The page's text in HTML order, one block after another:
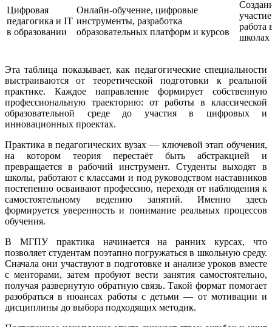
Цифровая
педагогика и IT
в образовании
Онлайн-обучение, цифровые
инструменты, разработка
образовательных платформ и курсов
работа
школах
Эта таблица показывает, как педагогические специальности
выстраиваются от теоретической подготовки к реальной
практике. Каждое направление формирует собственную
профессиональную траекторию: от работы в классической
образовательной среде до участия в цифровых и
инновационных проектах.
Практика в педагогических вузах — ключевой этап обучения,
на котором теория перестаёт быть абстракцией и
превращается в рабочий инструмент. Студенты выходят в
школы, работают с классами и под руководством наставников
постепенно осваивают профессию, переходя от наблюдения к
самостоятельному ведению занятий. Именно здесь
формируется уверенность и понимание реальных процессов
обучения.
В МГПУ практика начинается на ранних курсах, что
позволяет студентам поэтапно погружаться в школьную среду.
Сначала они участвуют в подготовке и анализе уроков вместе
с менторами, затем пробуют вести занятия самостоятельно,
получая развернутую обратную связь. Такой формат помогает
разобраться в нюансах работы с детьми — от мотивации и
дисциплины до выбора подходящих методик.